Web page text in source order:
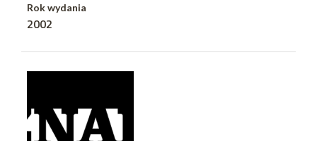
Rok wydania
2002